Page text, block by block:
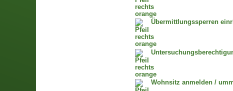
Übermittlungssperren
Wohnsitz anmelden /